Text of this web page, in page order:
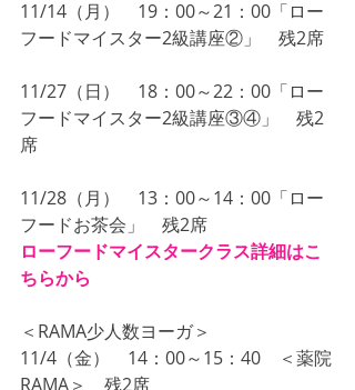
11/14（月）　19：00～21：00「ロー
フードマイスター2級講座②」　残2席
11/27（日）　18：00～22：00「ロー
フードマイスター2級講座③④」　残2
席
11/28（月）　13：00～14：00「ロー
フードお茶会」　残2席
ローフードマイスタークラス詳細はこ
ちらから
＜RAMA少人数ヨーガ＞
11/4（金）　14：00～15：40　＜薬院
RAMA＞　残2席